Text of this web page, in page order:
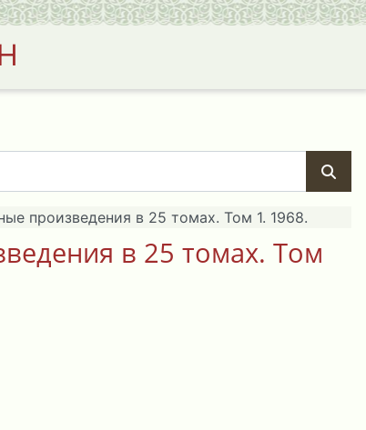
произведения в 25 томах. Том 1. 1968.
в 25 томах. Том